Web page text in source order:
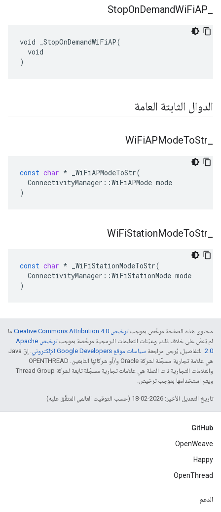
StopOnDemandWiFiAP
void _StopOnDemandWiFiAP(
  void
)
الدوال الثابتة العامة
WiFiAPModeToStr
const char * _WiFiAPModeToStr(
ConnectivityManager ::WiFiAPMode mode
)
WiFiStationModeToStr
const char * _WiFiStationModeToStr(
ConnectivityManager ::WiFiStationMode mode
)
محتوى هذه الصفحة مرخّص بموجبترخيص Creative Commons Attribution 4.0‏
ما
لم يُنصّ على خلاف ذلك، وعيّنات التعليمات البرمجية مرخّصة بموجب
ترخيص Apache
2.0‏. للتفاصيل، يُرجى مراجعة سياسات موقع Google Developers الإلكتروني
. إنّ Java
هي علامة تجارية مسجَّلة لشركة Oracle و/أو شركائها التابعين. ‫OPENTHREAD
والعلامات التجارية ذات الصلة هي علامات تجارية مسجّلة تابعة لشركة Thread Group
ويتم استخدامها بموجب ترخيص.
تاريخ التعديل الأخير: 2026-02-18 (حسب التوقيت العالمي المتفَّق عليه)
GitHub
OpenWeave
Happy
OpenThread
الدعم